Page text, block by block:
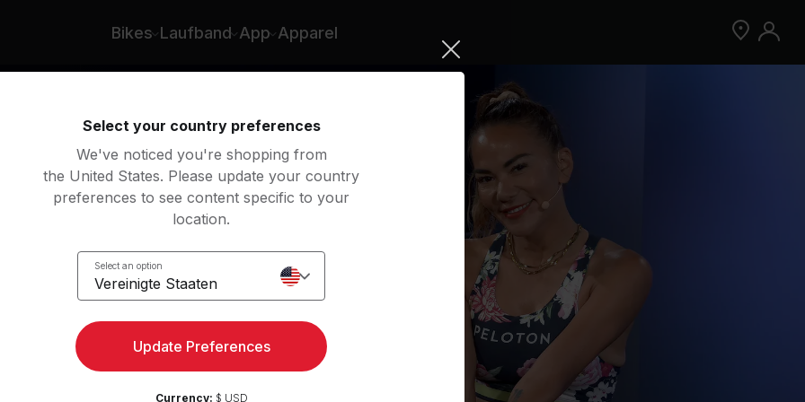
Bikes Laufband App Apparel
Jetzt Peloton App kostenlos testen
Nur für Neukund:innen der App. Weitere
Bedingungen gelten.¹
Select your country preferences
We've noticed you're shopping from
the United States. Please update your country
preferences to see content specific to your
location.
Select an option
Vereinigte Staaten
Update Preferences
Currency: $ USD